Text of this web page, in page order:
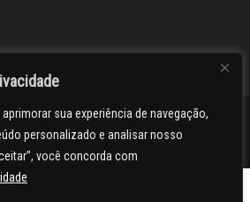
sua experiência de navegação,
personalizado e analisar nosso
você concorda com